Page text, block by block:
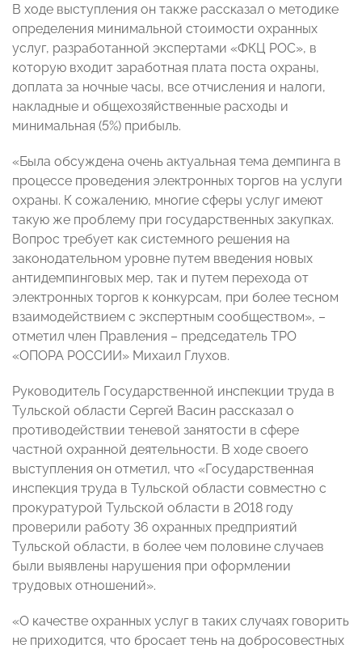
В ходе выступления он также рассказал о методике
определения минимальной стоимости охранных
услуг, разработанной экспертами «ФКЦ РОС», в
которую входит заработная плата поста охраны,
доплата за ночные часы, все отчисления и налоги,
накладные и общехозяйственные расходы и
минимальная (5%) прибыль.
«Была обсуждена очень актуальная тема демпинга в
процессе проведения электронных торгов на услуги
охраны. К сожалению, многие сферы услуг имеют
такую же проблему при государственных закупках.
Вопрос требует как системного решения на
законодательном уровне путем введения новых
антидемпинговых мер, так и путем перехода от
электронных торгов к конкурсам, при более тесном
взаимодействием с экспертным сообществом», –
отметил член Правления – председатель ТРО
«ОПОРА РОССИИ» Михаил Глухов.
Руководитель Государственной инспекции труда в
Тульской области Сергей Васин рассказал о
противодействии теневой занятости в сфере
частной охранной деятельности. В ходе своего
выступления он отметил, что «Государственная
инспекция труда в Тульской области совместно с
прокуратурой Тульской области в 2018 году
проверили работу 36 охранных предприятий
Тульской области, в более чем половине случаев
были выявлены нарушения при оформлении
трудовых отношений».
«О качестве охранных услуг в таких случаях говорить
не приходится, что бросает тень на добросовестных